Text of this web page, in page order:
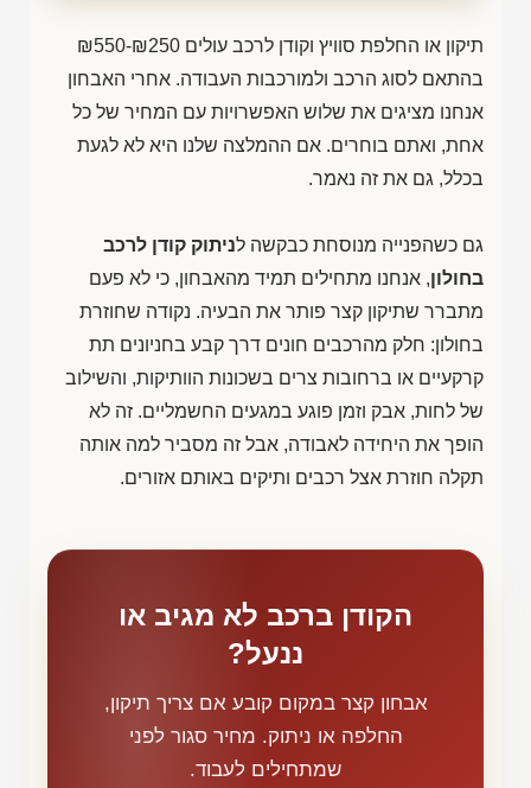
תיקון או החלפת סוויץ וקודן לרכב עולים ₪550-₪250
בהתאם לסוג הרכב ולמורכבות העבודה. אחרי האבחון
אנחנו מציגים את שלוש האפשרויות עם המחיר של כל
אחת, ואתם בוחרים. אם ההמלצה שלנו היא לא לגעת
בכלל, גם את זה נאמר.
גם כשהפנייה מנוסחת כבקשה לניתוק קודן לרכב
בחולון, אנחנו מתחילים תמיד מהאבחון, כי לא פעם
מתברר שתיקון קצר פותר את הבעיה. נקודה שחוזרת
בחולון: חלק מהרכבים חונים דרך קבע בחניונים תת
קרקעיים או ברחובות צרים בשכונות הוותיקות, והשילוב
של לחות, אבק וזמן פוגע במגעים החשמליים. זה לא
הופך את היחידה לאבודה, אבל זה מסביר למה אותה
תקלה חוזרת אצל רכבים ותיקים באותם אזורים.
הקודן ברכב לא מגיב או
ננעל?
אבחון קצר במקום קובע אם צריך תיקון,
החלפה או ניתוק. מחיר סגור לפני
שמתחילים לעבוד.